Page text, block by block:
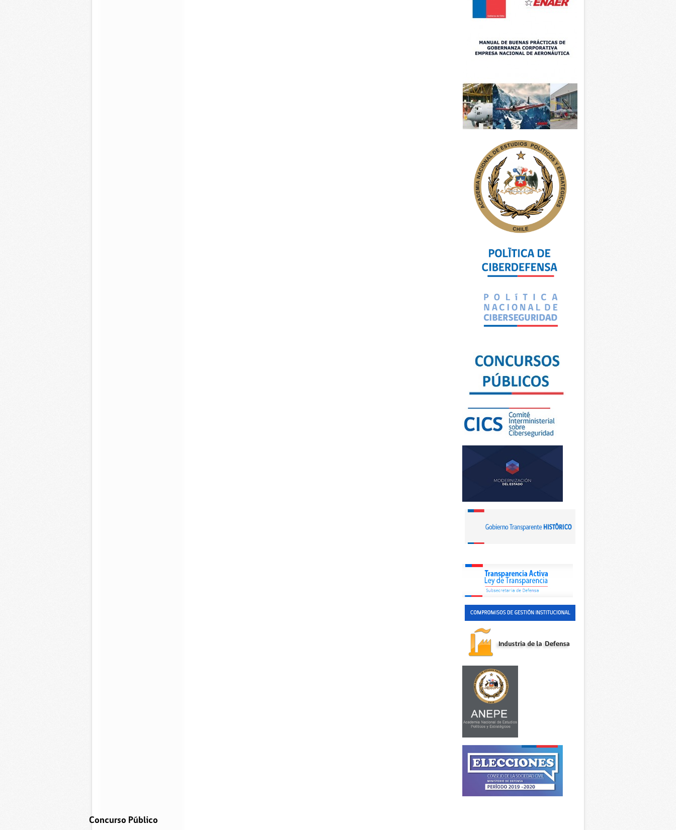
Concurso Público